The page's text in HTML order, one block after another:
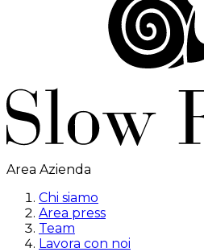
Area Azienda
Chi siamo
Area press
Team
Lavora con noi